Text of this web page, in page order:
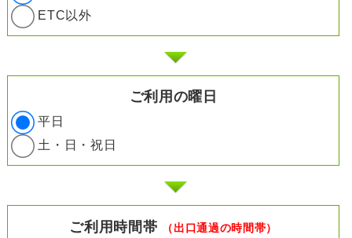
ETC以外
ご利用の曜日
平日
土・日・祝日
ご利用時間帯 （出口通過の時間帯）